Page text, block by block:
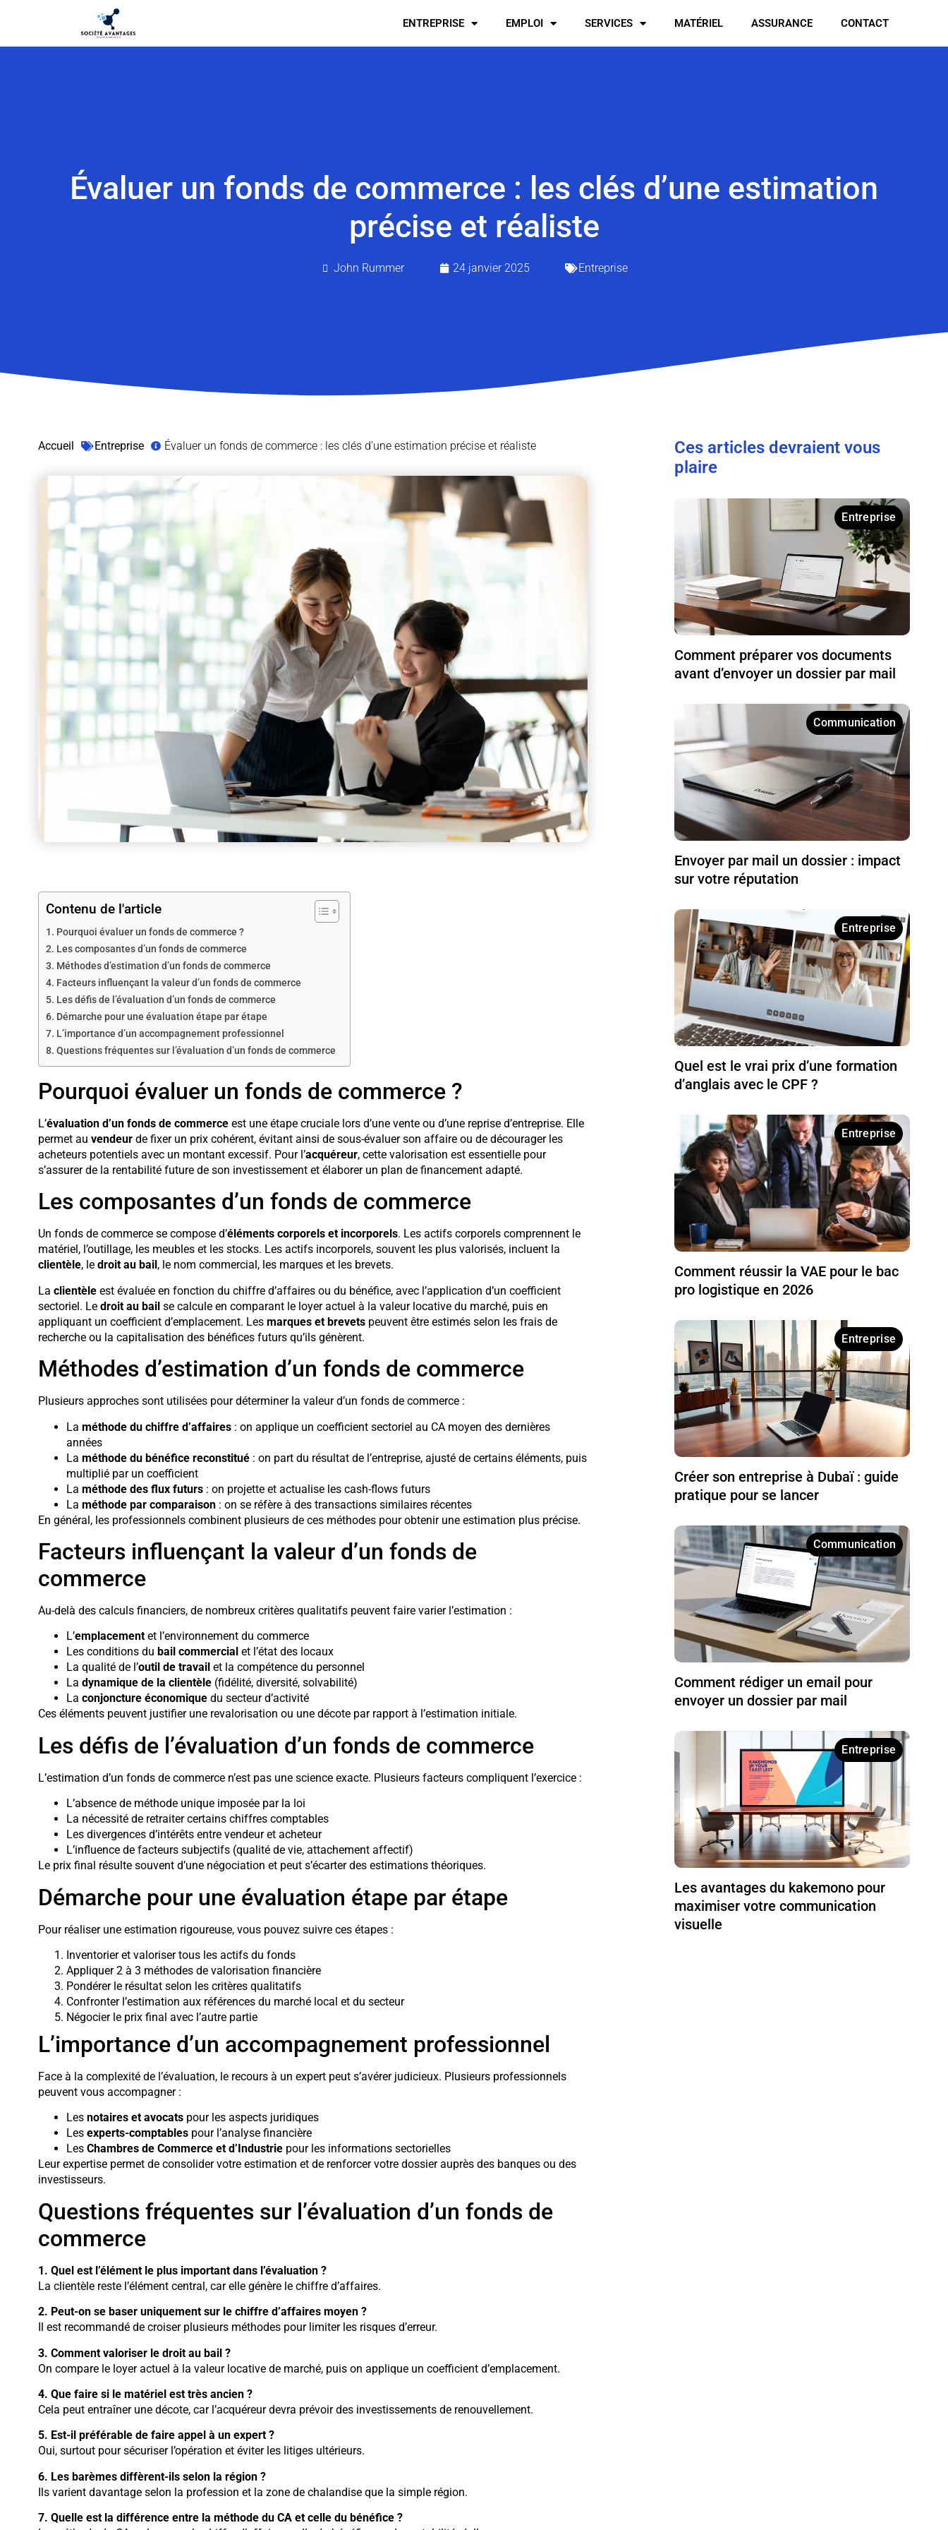
ENTREPRISE EMPLOI SERVICES MATÉRIEL ASSURANCE CONTACT
Évaluer un fonds de commerce : les clés d’une estimation
précise et réaliste
John Rummer 24 janvier 2025 Entreprise
Accueil Entreprise Évaluer un fonds de commerce : les clés d’une estimation précise et réaliste
Contenu de l'article
Pourquoi évaluer un fonds de commerce ?
Les composantes d’un fonds de commerce
Méthodes d’estimation d’un fonds de commerce
Facteurs influençant la valeur d’un fonds de commerce
Les défis de l’évaluation d’un fonds de commerce
Démarche pour une évaluation étape par étape
L’importance d’un accompagnement professionnel
Questions fréquentes sur l’évaluation d’un fonds de commerce
Pourquoi évaluer un fonds de commerce ?
L’évaluation d’un fonds de commerceest une étape cruciale lors d’une vente ou d’une reprise d’entreprise. Elle
permet au vendeurde fixer un prix cohérent, évitant ainsi de sous-évaluer son affaire ou de décourager les
acheteurs potentiels avec un montant excessif. Pour l’acquéreur, cette valorisation est essentielle pour
s’assurer de la rentabilité future de son investissement et élaborer un plan de financement adapté.
Les composantes d’un fonds de commerce
Un fonds de commerce se compose d’éléments corporels et incorporels. Les actifs corporels comprennent le
matériel, l’outillage, les meubles et les stocks. Les actifs incorporels, souvent les plus valorisés, incluent la
clientèle, le droit au bail , le nom commercial, les marques et les brevets.
La clientèleest évaluée en fonction du chiffre d’affaires ou du bénéfice, avec l’application d’un coefficient
sectoriel. Le droit au bailse calcule en comparant le loyer actuel à la valeur locative du marché, puis en
appliquant un coefficient d’emplacement. Les marques et brevetspeuvent être estimés selon les frais de
recherche ou la capitalisation des bénéfices futurs qu’ils génèrent.
Méthodes d’estimation d’un fonds de commerce
Plusieurs approches sont utilisées pour déterminer la valeur d’un fonds de commerce :
La méthode du chiffre d’affaires: on applique un coefficient sectoriel au CA moyen des dernières
années
La méthode du bénéfice reconstitué: on part du résultat de l’entreprise, ajusté de certains éléments, puis
multiplié par un coefficient
La méthode des flux futurs: on projette et actualise les cash-flows futurs
La méthode par comparaison: on se réfère à des transactions similaires récentes
En général, les professionnels combinent plusieurs de ces méthodes pour obtenir une estimation plus précise.
Facteurs influençant la valeur d’un fonds de
commerce
Au-delà des calculs financiers, de nombreux critères qualitatifs peuvent faire varier l’estimation :
L’emplacementet l’environnement du commerce
Les conditions du bail commercial et l’état des locaux
La qualité de l’outil de travail et la compétence du personnel
La dynamique de la clientèle(fidélité, diversité, solvabilité)
La conjoncture économiquedu secteur d’activité
Ces éléments peuvent justifier une revalorisation ou une décote par rapport à l’estimation initiale.
Les défis de l’évaluation d’un fonds de commerce
L’estimation d’un fonds de commerce n’est pas une science exacte. Plusieurs facteurs compliquent l’exercice :
L’absence de méthode unique imposée par la loi
La nécessité de retraiter certains chiffres comptables
Les divergences d’intérêts entre vendeur et acheteur
L’influence de facteurs subjectifs (qualité de vie, attachement affectif)
Le prix final résulte souvent d’une négociation et peut s’écarter des estimations théoriques.
Démarche pour une évaluation étape par étape
Pour réaliser une estimation rigoureuse, vous pouvez suivre ces étapes :
Inventorier et valoriser tous les actifs du fonds
Appliquer 2 à 3 méthodes de valorisation financière
Pondérer le résultat selon les critères qualitatifs
Confronter l’estimation aux références du marché local et du secteur
Négocier le prix final avec l’autre partie
L’importance d’un accompagnement professionnel
Face à la complexité de l’évaluation, le recours à un expert peut s’avérer judicieux. Plusieurs professionnels
peuvent vous accompagner :
Les notaires et avocatspour les aspects juridiques
Les experts-comptablespour l’analyse financière
Les Chambres de Commerce et d’Industriepour les informations sectorielles
Leur expertise permet de consolider votre estimation et de renforcer votre dossier auprès des banques ou des
investisseurs.
Questions fréquentes sur l’évaluation d’un fonds de
commerce
1. Quel est l’élément le plus important dans l’évaluation ?
La clientèle reste l’élément central, car elle génère le chiffre d’affaires.
2. Peut-on se baser uniquement sur le chiffre d’affaires moyen ?
Il est recommandé de croiser plusieurs méthodes pour limiter les risques d’erreur.
3. Comment valoriser le droit au bail ?
On compare le loyer actuel à la valeur locative de marché, puis on applique un coefficient d’emplacement.
4. Que faire si le matériel est très ancien ?
Cela peut entraîner une décote, car l’acquéreur devra prévoir des investissements de renouvellement.
5. Est-il préférable de faire appel à un expert ?
Oui, surtout pour sécuriser l’opération et éviter les litiges ultérieurs.
6. Les barèmes diffèrent-ils selon la région ?
Ils varient davantage selon la profession et la zone de chalandise que la simple région.
7. Quelle est la différence entre la méthode du CA et celle du bénéfice ?
Ces articles devraient vous
plaire
Entreprise
Comment préparer vos documents
avant d’envoyer un dossier par mail
Communication
Envoyer par mail un dossier : impact
sur votre réputation
Entreprise
Quel est le vrai prix d’une formation
d’anglais avec le CPF ?
Entreprise
Comment réussir la VAE pour le bac
pro logistique en 2026
Entreprise
Créer son entreprise à Dubaï : guide
pratique pour se lancer
Communication
Comment rédiger un email pour
envoyer un dossier par mail
Entreprise
Les avantages du kakemono pour
maximiser votre communication
visuelle